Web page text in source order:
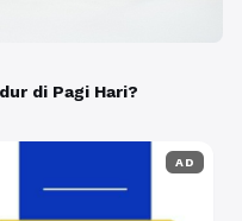
di Pagi Hari?
AD